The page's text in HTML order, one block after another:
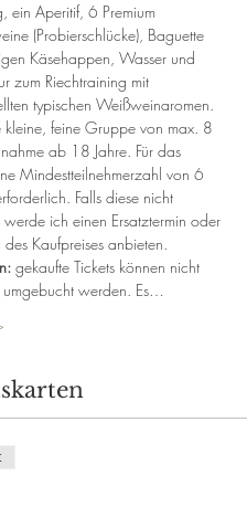
ein Aperitif, 6 Premium
(Probierschlücke), Baguette
Käsehappen, Wasser und
zum Riechtraining mit
typischen Weißweinaromen.
feine Gruppe von max. 8
ab 18 Jahre. Für das
Mindestteilnehmerzahl von 6
Falls diese nicht
ich einen Ersatztermin oder
des Kaufpreises anbieten.
gekaufte Tickets können nicht
umgebucht werden. Es…